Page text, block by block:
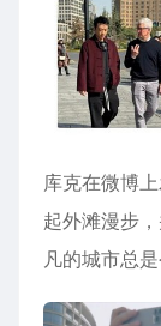
库克在微博
起外滩漫步
凡的城市总是